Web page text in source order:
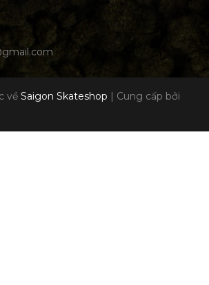
về Saigon Skateshop | Cung cấp bởi